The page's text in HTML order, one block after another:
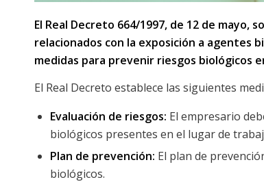
El Real Decreto 664/1997, de 12 de mayo,
relacionados con la exposición a agentes
medidas para prevenir riesgos biológicos
El Real Decreto establece las siguientes
Evaluación de riesgos: El empresario
biológicos presentes en el lugar de
Plan de prevención: El plan de
biológicos.